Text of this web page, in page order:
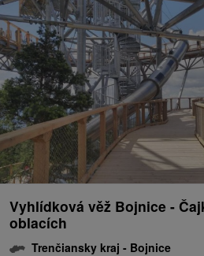
Vyhlídková věž Bojnice -
oblacích
Trenčiansky kraj - Bojnice